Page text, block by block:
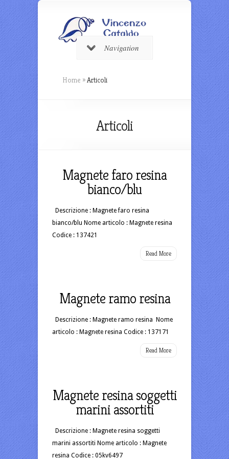
Navigation
Home »Articoli
Articoli
Magnete faro resina
bianco/blu
Descrizione : Magnete faro resina
bianco/blu Nome articolo : Magnete resina
Codice : 137421
Read More
Magnete ramo resina
Descrizione : Magnete ramo resina Nome
articolo : Magnete resina Codice : 137171
Read More
Magnete resina soggetti
marini assortiti
Descrizione : Magnete resina soggetti
marini assortiti Nome articolo : Magnete
resina Codice : 05kv6497